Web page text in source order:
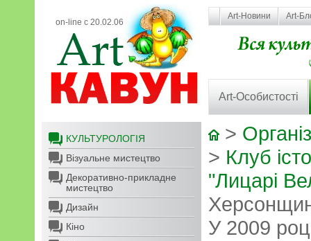
on-line с 20.02.06
Art-Новини Art-
Art-Особистості
КУЛЬТУРОЛОГІЯ
Візуальне мистецтво
Декоративно-прикладне
мистецтво
Дизайн
Кіно
>
> Клуб
"Лицарі
У 2009